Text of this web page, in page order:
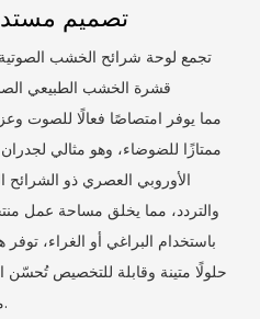
تصميم
تجمع لوحة شرائح الخشب
قشرة الخشب الطبيعي
ممتازًا للضوضاء، وهو مثالي
الأوروبي العصري ذو
والتردد، مما يخلق مساحة عمل
باستخدام البراغي أو الغراء،
حلولًا متينة وقابلة للتخصيص تُحسّن
مختلف البيئات التجارية والسكنية.